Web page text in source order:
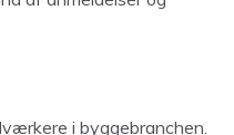
i byggebranchen.